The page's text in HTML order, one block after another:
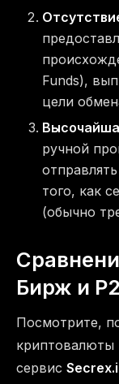
Funds),
цели
ручной
того, как
(обычно
Бирж и
Посмотрите,
криптовалюты
сервис